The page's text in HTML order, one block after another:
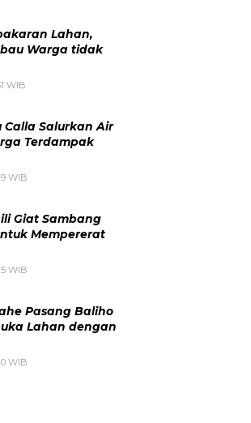
Lahan,
Warga tidak
WIB
Calla Salurkan Air
Terdampak
WIB
Giat Sambang
Mempererat
WIB
Pasang Baliho
Lahan dengan
WIB